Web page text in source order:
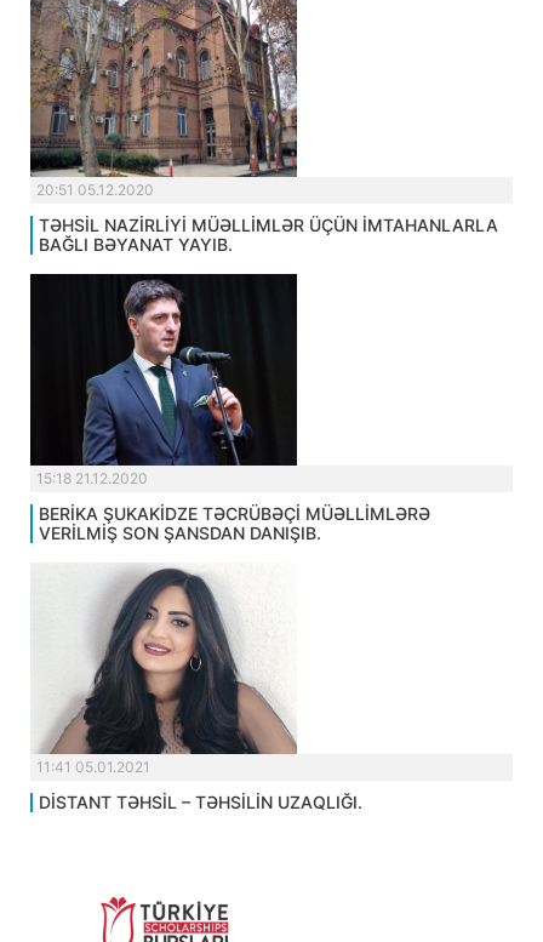
20:51 05.12.2020
TƏHSİL NAZİRLİYİ MÜƏLLİMLƏR ÜÇÜN İMTAHANLARLA
BAĞLI BƏYANAT YAYIB.
15:18 21.12.2020
BERİKA ŞUKAKİDZE TƏCRÜBƏÇİ MÜƏLLİMLƏRƏ
VERİLMİŞ SON ŞANSDAN DANIŞIB.
11:41 05.01.2021
DİSTANT TƏHSİL – TƏHSİLİN UZAQLIĞI.